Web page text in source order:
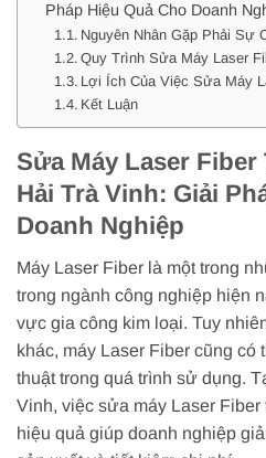
Pháp Hiệu Quả Cho Doanh
Nguyên Nhân Gặp Phải Sự
Quy Trình Sửa Máy Laser
Lợi Ích Của Việc Sửa Máy
Kết Luận
Sửa Máy Laser Fiber
Hải Trà Vinh: Giải
Doanh Nghiệp
Máy Laser Fiber là một trong
trong ngành công nghiệp hiện
vực gia công kim loại. Tuy
khác, máy Laser Fiber cũng có
thuật trong quá trình sử dụng.
Vinh, việc sửa máy Laser
hiệu quả giúp doanh nghiệp